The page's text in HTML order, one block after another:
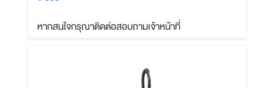
หากสนใจกรุณาติดต่อสอบถามเจ้าหน้าที่